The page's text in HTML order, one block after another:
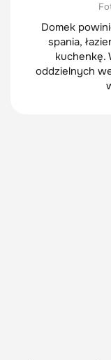
Domek
spania,
kuchenkę.
oddzielnych